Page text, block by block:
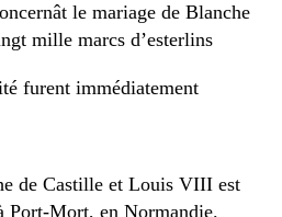
le mariage de Blanche
mille marcs d’esterlins
furent immédiatement
de Castille et Louis VIII est
Port-Mort, en Normandie.